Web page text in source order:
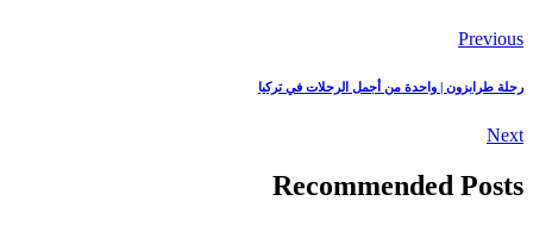
Previous
رحلة طرابزون | واحدة من أجمل الرحلات في تركيا
Next
Recommended Posts